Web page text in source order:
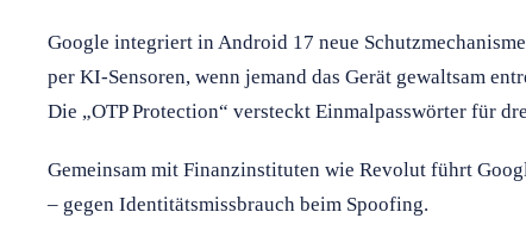
Google integriert in Android 17 neue
per KI-Sensoren, wenn jemand das Gerät gewaltsam
Die „OTP Protection“ versteckt Einmalpasswörter für
Gemeinsam mit Finanzinstituten wie Revolut führt
– gegen Identitätsmissbrauch beim Spoofing.